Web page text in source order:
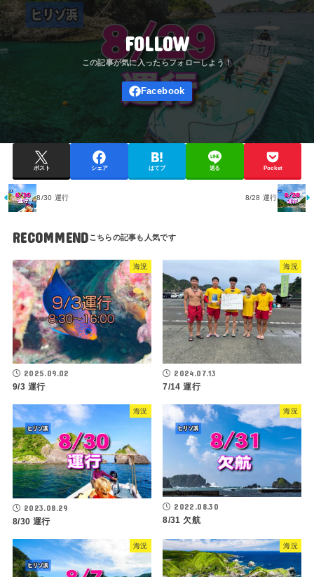
FOLLOW
ポスト シェア はてブ 送る Pocket
8/30 運行 8/28 運行
RECOMMEND
海況
2025.09.02
9/3 運行
海況
2024.07.13
7/14 運行
海況
2023.08.29
8/30 運行
海況
2022.08.30
8/31 欠航
海況 海況